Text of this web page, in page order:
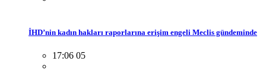
İHD’nin kadın hakları raporlarına erişim engeli Meclis gündeminde
17:06 05